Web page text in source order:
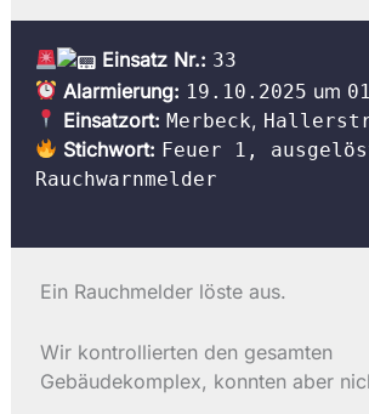
Einsatz Nr.: 33
Alarmierung: 19.10.2025 um
Einsatzort: Merbeck,
Stichwort: Feuer 1,
Rauchwarnmelder
Ein Rauchmelder löste aus.
Wir kontrollierten den gesamten
Gebäudekomplex, konnten aber